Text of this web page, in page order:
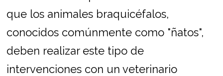
que los animales braquicéfalos,
conocidos comúnmente como "ñatos",
deben realizar este tipo de
intervenciones con un veterinario